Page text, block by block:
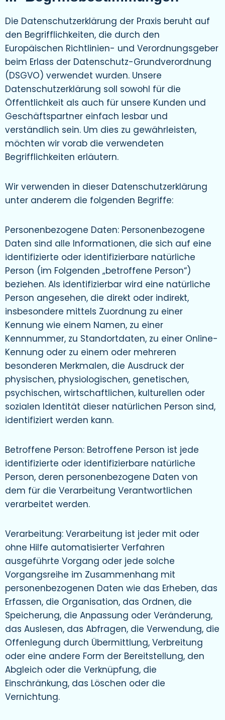
Die Datenschutzerklärung der Praxis beruht auf
den Begrifflichkeiten, die durch den
Europäischen Richtlinien- und Verordnungsgeber
beim Erlass der Datenschutz-Grundverordnung
(DSGVO) verwendet wurden. Unsere
Datenschutzerklärung soll sowohl für die
Öffentlichkeit als auch für unsere Kunden und
Geschäftspartner einfach lesbar und
verständlich sein. Um dies zu gewährleisten,
möchten wir vorab die verwendeten
Begrifflichkeiten erläutern.
Wir verwenden in dieser Datenschutzerklärung
unter anderem die folgenden Begriffe:
Personenbezogene Daten: Personenbezogene
Daten sind alle Informationen, die sich auf eine
identifizierte oder identifizierbare natürliche
Person (im Folgenden „betroffene Person“)
beziehen. Als identifizierbar wird eine natürliche
Person angesehen, die direkt oder indirekt,
insbesondere mittels Zuordnung zu einer
Kennung wie einem Namen, zu einer
Kennnummer, zu Standortdaten, zu einer Online-
Kennung oder zu einem oder mehreren
besonderen Merkmalen, die Ausdruck der
physischen, physiologischen, genetischen,
psychischen, wirtschaftlichen, kulturellen oder
sozialen Identität dieser natürlichen Person sind,
identifiziert werden kann.
Betroffene Person: Betroffene Person ist jede
identifizierte oder identifizierbare natürliche
Person, deren personenbezogene Daten von
dem für die Verarbeitung Verantwortlichen
verarbeitet werden.
Verarbeitung: Verarbeitung ist jeder mit oder
ohne Hilfe automatisierter Verfahren
ausgeführte Vorgang oder jede solche
Vorgangsreihe im Zusammenhang mit
personenbezogenen Daten wie das Erheben, das
Erfassen, die Organisation, das Ordnen, die
Speicherung, die Anpassung oder Veränderung,
das Auslesen, das Abfragen, die Verwendung, die
Offenlegung durch Übermittlung, Verbreitung
oder eine andere Form der Bereitstellung, den
Abgleich oder die Verknüpfung, die
Einschränkung, das Löschen oder die
Vernichtung.